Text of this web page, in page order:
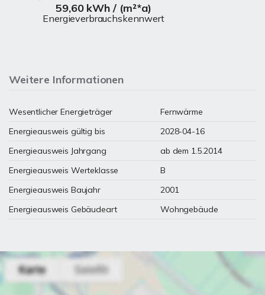
59,60 kWh / (m²*a)
Energieverbrauchskennwert
Weitere Informationen
Wesentlicher Energieträger
Fernwärme
Energieausweis gültig bis
2028-04-16
Energieausweis Jahrgang
ab dem 1.5.2014
Energieausweis Werteklasse
B
Energieausweis Baujahr
2001
Energieausweis Gebäudeart
Wohngebäude